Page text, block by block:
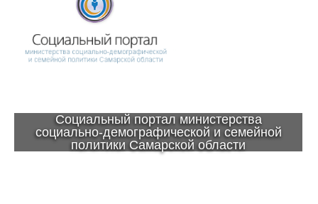
Социальный портал министерства
социально-демографической и семейной
политики Самарской области